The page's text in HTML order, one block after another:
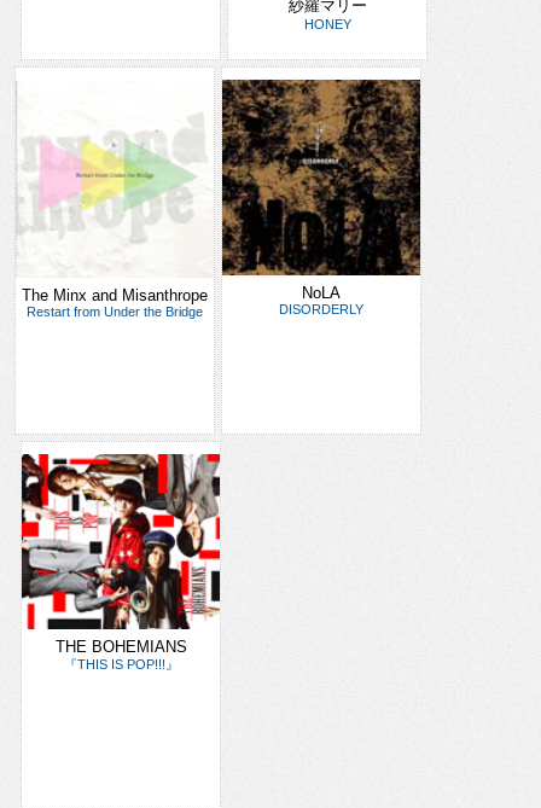
紗羅マリー
HONEY
The Minx and Misanthrope
Restart from Under the Bridge
NoLA
DISORDERLY
THE BOHEMIANS
『THIS IS POP!!!』